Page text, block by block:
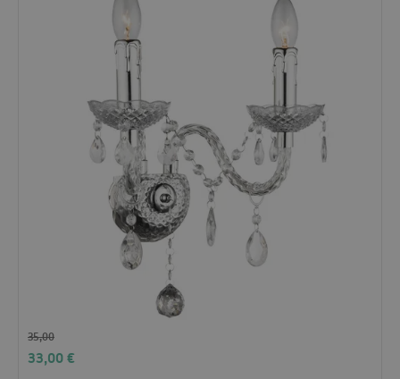
35,00
33,00€